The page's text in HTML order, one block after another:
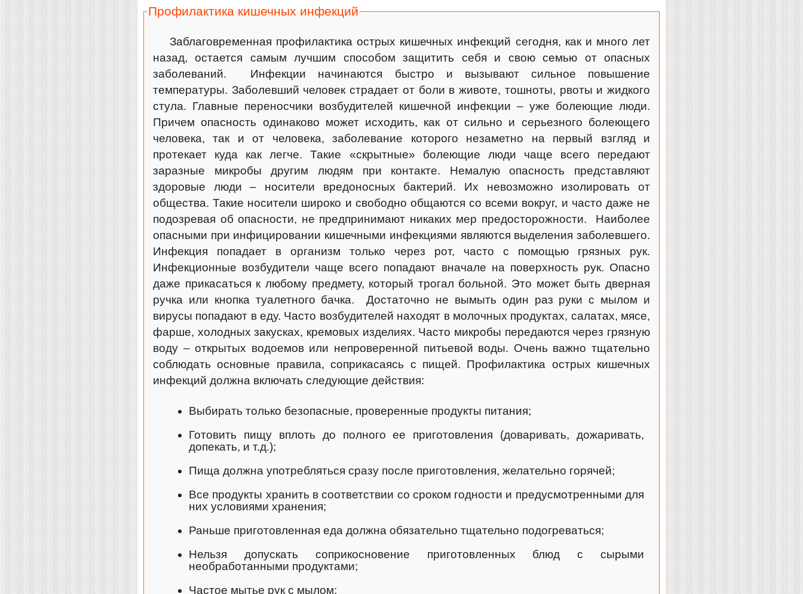
Профилактика кишечных инфекций
Заблаговременная профилактика острых кишечных инфекций сегодня, как и много лет
назад, остается самым лучшим способом защитить себя и свою семью от опасных
заболеваний. Инфекции начинаются быстро и вызывают сильное повышение
температуры. Заболевший человек страдает от боли в животе, тошноты, рвоты и жидкого
стула. Главные переносчики возбудителей кишечной инфекции – уже болеющие люди.
Причем опасность одинаково может исходить, как от сильно и серьезного болеющего
человека, так и от человека, заболевание которого незаметно на первый взгляд и
протекает куда как легче. Такие «скрытные» болеющие люди чаще всего передают
заразные микробы другим людям при контакте. Немалую опасность представляют
здоровые люди – носители вредоносных бактерий. Их невозможно изолировать от
общества. Такие носители широко и свободно общаются со всеми вокруг, и часто даже не
подозревая об опасности, не предпринимают никаких мер предосторожности. Наиболее
опасными при инфицировании кишечными инфекциями являются выделения заболевшего.
Инфекция попадает в организм только через рот, часто с помощью грязных рук.
Инфекционные возбудители чаще всего попадают вначале на поверхность рук. Опасно
даже прикасаться к любому предмету, который трогал больной. Это может быть дверная
ручка или кнопка туалетного бачка. Достаточно не вымыть один раз руки с мылом и
вирусы попадают в еду. Часто возбудителей находят в молочных продуктах, салатах, мясе,
фарше, холодных закусках, кремовых изделиях. Часто микробы передаются через грязную
воду – открытых водоемов или непроверенной питьевой воды. Очень важно тщательно
соблюдать основные правила, соприкасаясь с пищей. Профилактика острых кишечных
инфекций должна включать следующие действия:
Выбирать только безопасные, проверенные продукты питания;
Готовить пищу вплоть до полного ее приготовления (доваривать, дожаривать,
допекать, и т.д.);
Пища должна употребляться сразу после приготовления, желательно горячей;
Все продукты хранить в соответствии со сроком годности и предусмотренными для
них условиями хранения;
Раньше приготовленная еда должна обязательно тщательно подогреваться;
Нельзя допускать соприкосновение приготовленных блюд с сырыми
необработанными продуктами;
Частое мытье рук с мылом;